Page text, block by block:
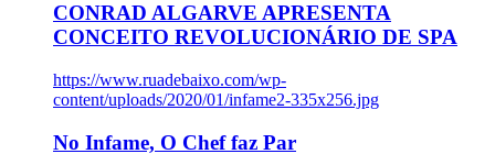
CONRAD ALGARVE APRESENTA
CONCEITO REVOLUCIONÁRIO DE SPA
https://www.ruadebaixo.com/wp-
content/uploads/2020/01/infame2-335x256.jpg
No Infame, O Chef faz Par